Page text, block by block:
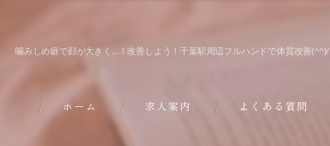
噛みしめ癖で顔が大きく…！改善しよう！千葉駅周辺フルハンドで体質改善(^^)/
ホーム 求人案内 よくある質問